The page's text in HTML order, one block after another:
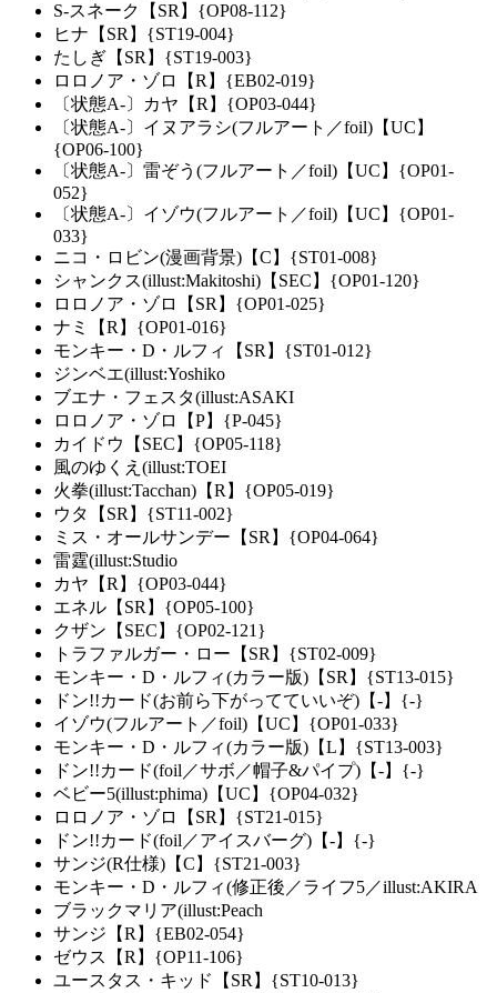
S-スネーク【SR】{OP08-112}
ヒナ【SR】{ST19-004}
たしぎ【SR】{ST19-003}
ロロノア・ゾロ【R】{EB02-019}
〔状態A-〕カヤ【R】{OP03-044}
〔状態A-〕イヌアラシ(フルアート／foil)【UC】
{OP06-100}
〔状態A-〕雷ぞう(フルアート／foil)【UC】{OP01-
052}
〔状態A-〕イゾウ(フルアート／foil)【UC】{OP01-
033}
ニコ・ロビン(漫画背景)【C】{ST01-008}
シャンクス(illust:Makitoshi)【SEC】{OP01-120}
ロロノア・ゾロ【SR】{OP01-025}
ナミ【R】{OP01-016}
モンキー・D・ルフィ【SR】{ST01-012}
ジンベエ(illust:Yoshiko
ブエナ・フェスタ(illust:ASAKI
ロロノア・ゾロ【P】{P-045}
カイドウ【SEC】{OP05-118}
風のゆくえ(illust:TOEI
火拳(illust:Tacchan)【R】{OP05-019}
ウタ【SR】{ST11-002}
ミス・オールサンデー【SR】{OP04-064}
雷霆(illust:Studio
カヤ【R】{OP03-044}
エネル【SR】{OP05-100}
クザン【SEC】{OP02-121}
トラファルガー・ロー【SR】{ST02-009}
モンキー・D・ルフィ(カラー版)【SR】{ST13-015}
ドン!!カード(お前ら下がってていいぞ)【-】{-}
イゾウ(フルアート／foil)【UC】{OP01-033}
モンキー・D・ルフィ(カラー版)【L】{ST13-003}
ドン!!カード(foil／サボ／帽子&パイプ)【-】{-}
ベビー5(illust:phima)【UC】{OP04-032}
ロロノア・ゾロ【SR】{ST21-015}
ドン!!カード(foil／アイスバーグ)【-】{-}
サンジ(R仕様)【C】{ST21-003}
モンキー・D・ルフィ(修正後／ライフ5／illust:AKIRA
ブラックマリア(illust:Peach
サンジ【R】{EB02-054}
ゼウス【R】{OP11-106}
ユースタス・キッド【SR】{ST10-013}